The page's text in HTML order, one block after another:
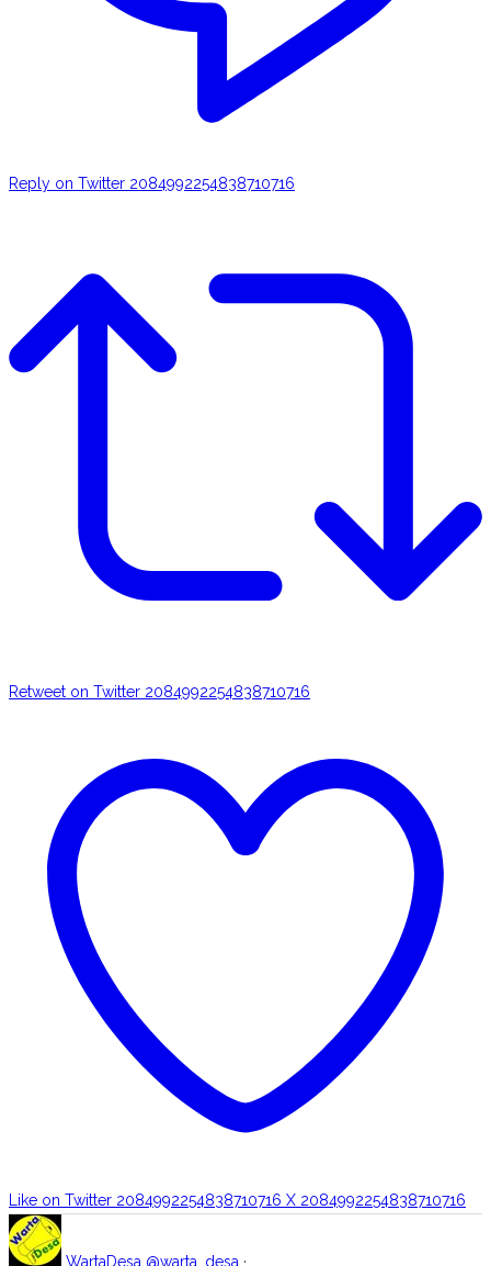
Reply on Twitter 2084992254838710716
Retweet on Twitter 2084992254838710716
Like on Twitter 2084992254838710716 X 2084992254838710716
WartaDesa @warta_desa ·